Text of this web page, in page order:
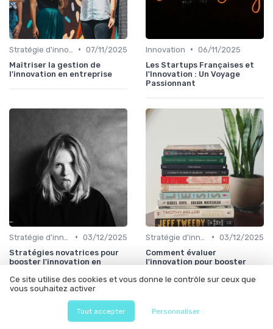
• 07/11/2025
Maîtriser la gestion de
l'innovation en entreprise
Innovation • 06/11/2025
Les Startups Françaises et
l'Innovation : Un Voyage
Passionnant
• 03/12/2025
Stratégies novatrices pour
booster l'innovation en
• 03/12/2025
Comment évaluer
l'innovation pour booster
Ce site utilise des cookies et vous donne le contrôle sur ceux que
vous souhaitez activer
Tout accepter Personnaliser